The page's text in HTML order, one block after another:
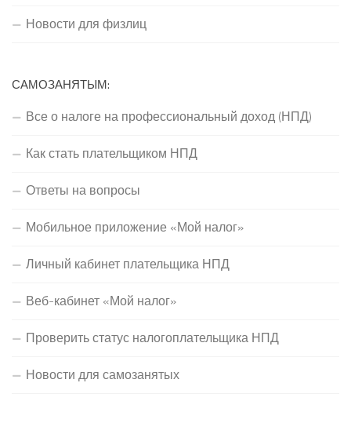
Новости для физлиц
САМОЗАНЯТЫМ:
Все о налоге на профессиональный доход (НПД)
Как стать плательщиком НПД
Ответы на вопросы
Мобильное приложение «Мой налог»
Личный кабинет плательщика НПД
Веб-кабинет «Мой налог»
Проверить статус налогоплательщика НПД
Новости для самозанятых